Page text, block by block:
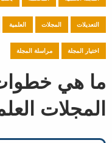
التعديلات المجلات العلمية
اختيار المجلة مراسلة المجلة
ما هي
المجلات